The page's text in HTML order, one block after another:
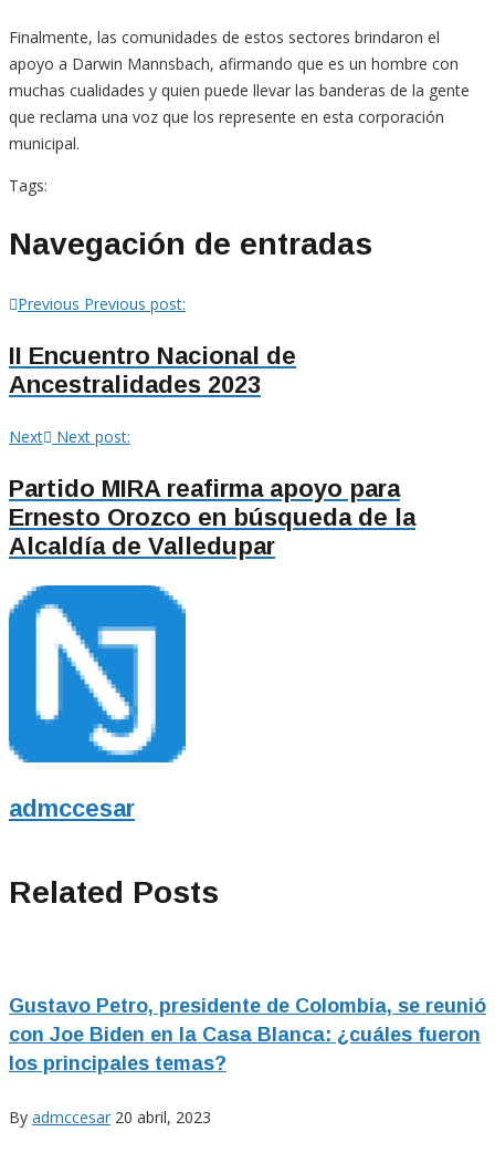
Finalmente, las comunidades de estos sectores brindaron el
apoyo a Darwin Mannsbach, afirmando que es un hombre con
muchas cualidades y quien puede llevar las banderas de la gente
que reclama una voz que los represente en esta corporación
municipal.
Tags:
Navegación de entradas
Previous Previous post:
II Encuentro Nacional de
Ancestralidades 2023
Next Next post:
Partido MIRA reafirma apoyo para
Ernesto Orozco en búsqueda de la
Alcaldía de Valledupar
admccesar
Related Posts
Gustavo Petro, presidente de Colombia, se reunió
con Joe Biden en la Casa Blanca: ¿cuáles fueron
los principales temas?
By admccesar 20 abril, 2023